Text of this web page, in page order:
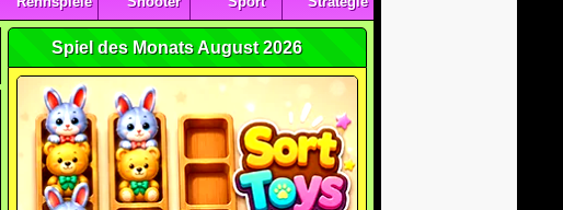
Spiel des Monats August 2026